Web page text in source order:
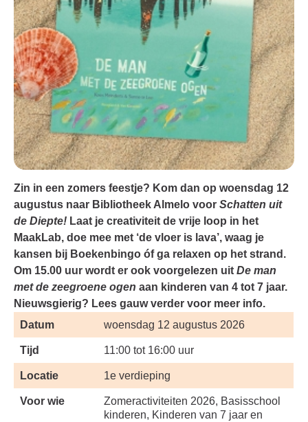
Zin in een zomers feestje? Kom dan op woensdag 12
augustus naar Bibliotheek Almelo voor Schatten uit
de Diepte! Laat je creativiteit de vrije loop in het
MaakLab, doe mee met ‘de vloer is lava’, waag je
kansen bij Boekenbingo óf ga relaxen op het strand.
Om 15.00 uur wordt er ook voorgelezen uit De man
met de zeegroene ogen aan kinderen van 4 tot 7 jaar.
Nieuwsgierig? Lees gauw verder voor meer info.
Datum
woensdag 12 augustus 2026
Tijd 11:00 tot 16:00 uur
Locatie 1e verdieping
Voor wie
Zomeractiviteiten 2026, Basisschool
kinderen, Kinderen van 7 jaar en